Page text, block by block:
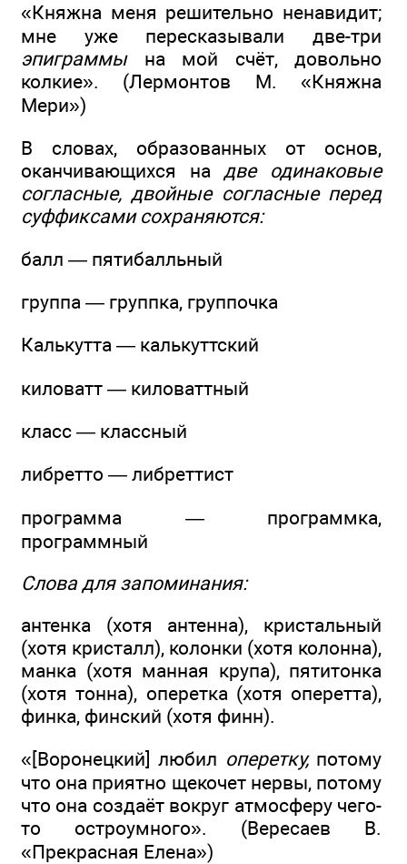
«Княжна меня решительно ненавидит;
мне уже пересказывали две-три
эпиграммы на мой счёт, довольно
колкие». (Лермонтов М. «Княжна
Мери»)
В словах, образованных от основ,
оканчивающихся надве одинаковые
согласные, двойные согласные перед
суффиксами сохраняются:
балл — пятибалльный
группа — группка, группочка
Калькутта — калькуттский
киловатт — киловаттный
класс — классный
либретто — либреттист
программа — программка,
программный
Слова для запоминания:
антенка (хотя антенна), кристальный
(хотя кристалл), колонки (хотя колонна),
манка (хотя манная крупа), пятитонка
(хотя тонна), оперетка (хотя оперетта),
финка, финский (хотя финн).
«[Воронецкий] любил оперетку,потому
что она приятно щекочет нервы, потому
что она создаёт вокруг атмосферу чего-
то остроумного». (Вересаев В.
«Прекрасная Елена»)